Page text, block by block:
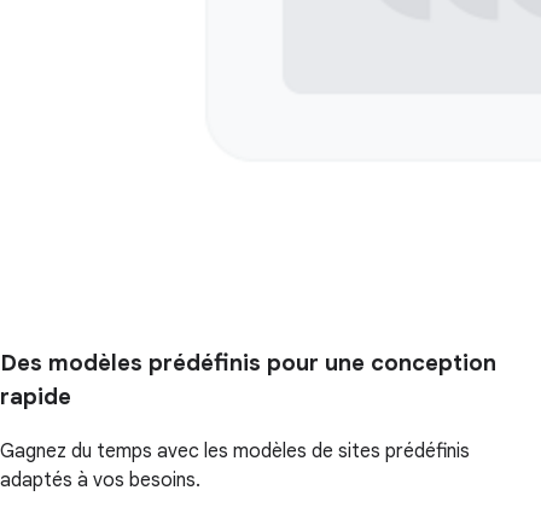
Des modèles prédéfinis pour une conception
rapide
Gagnez du temps avec les modèles de sites prédéfinis
adaptés à vos besoins.